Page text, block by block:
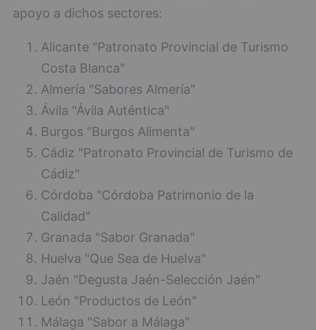
apoyo a dichos sectores:
Alicante "Patronato Provincial de Turismo
Costa Blanca"
Almería "Sabores Almería"
Ávila "Ávila Auténtica"
Burgos "Burgos Alimenta"
Cádiz "Patronato Provincial de Turismo de
Cádiz"
Córdoba "Córdoba Patrimonio de la
Calidad"
Granada "Sabor Granada"
Huelva "Que Sea de Huelva"
Jaén "Degusta Jaén-Selección Jaén"
León "Productos de León"
Málaga "Sabor a Málaga"